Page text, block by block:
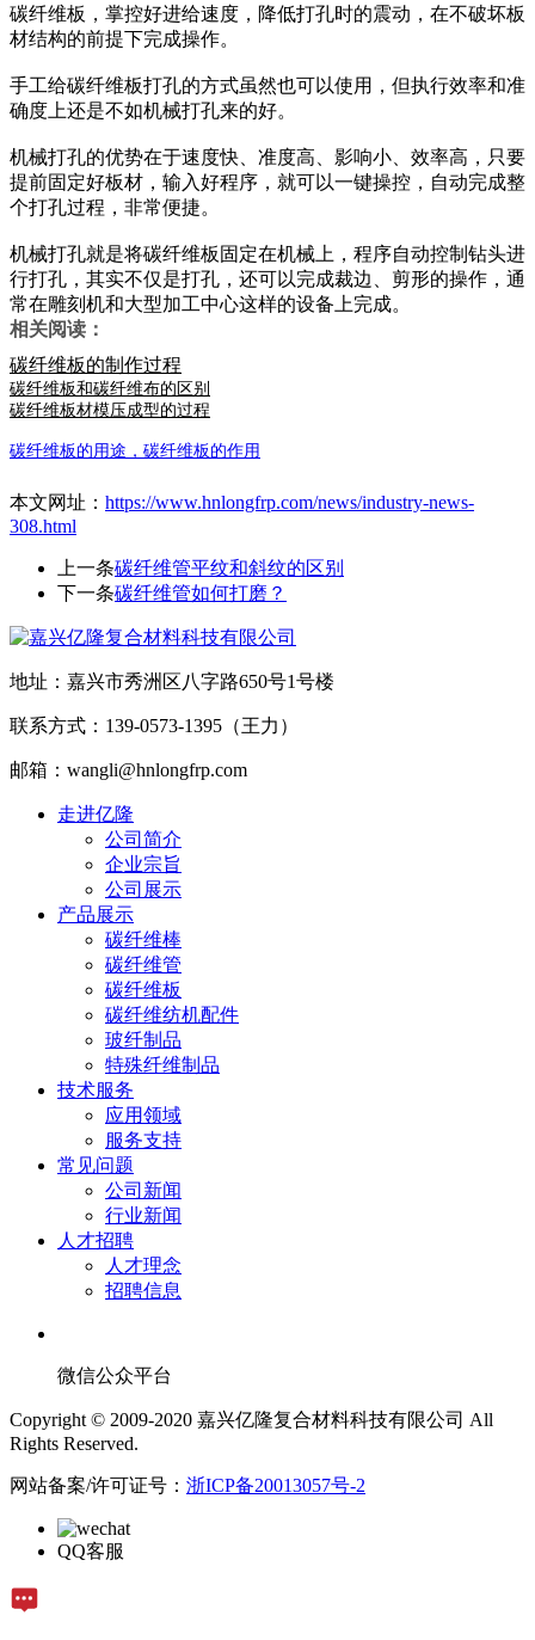
碳纤维板，掌控好进给速度，降低打孔时的震动，在不破坏板
材结构的前提下完成操作。
手工给碳纤维板打孔的方式虽然也可以使用，但执行效率和准
确度上还是不如机械打孔来的好。
机械打孔的优势在于速度快、准度高、影响小、效率高，只要
提前固定好板材，输入好程序，就可以一键操控，自动完成整
个打孔过程，非常便捷。
机械打孔就是将碳纤维板固定在机械上，程序自动控制钻头进
行打孔，其实不仅是打孔，还可以完成裁边、剪形的操作，通
常在雕刻机和大型加工中心这样的设备上完成。
相关阅读：
碳纤维板的制作过程
碳纤维板和碳纤维布的区别
碳纤维板材模压成型的过程
碳纤维板的用途，碳纤维板的作用
本文网址： https://www.hnlongfrp.com/news/industry-news-
308.html
上一条碳纤维管平纹和斜纹的区别
下一条碳纤维管如何打磨？
地址：嘉兴市秀洲区八字路650号1号楼
联系方式：139-0573-1395（王力）
邮箱：wangli@hnlongfrp.com
走进亿隆
公司简介
企业宗旨
公司展示
产品展示
碳纤维棒
碳纤维管
碳纤维板
碳纤维纺机配件
玻纤制品
特殊纤维制品
技术服务
应用领域
服务支持
常见问题
公司新闻
行业新闻
人才招聘
人才理念
招聘信息
微信公众平台
Copyright © 2009-2020 嘉兴亿隆复合材料科技有限公司 All
Rights Reserved.
网站备案/许可证号： 浙ICP备20013057号-2
QQ客服